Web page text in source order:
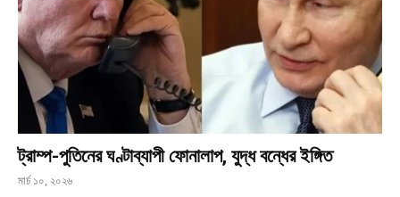
ট্রাম্প-পুতিনের ঘণ্টাব্যাপী ফোনালাপ, যুদ্ধ বন্ধের ইঙ্গিত
মার্চ ১০, ২০২৬